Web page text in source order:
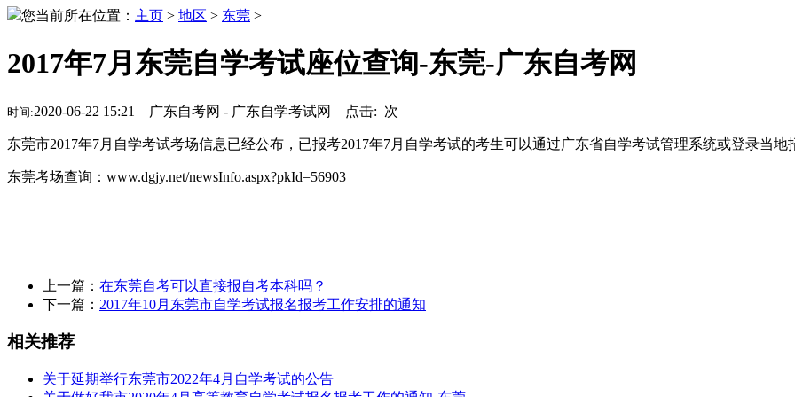
您当前所在位置： 主页 > 地区 > 东莞 >
2017年7月东莞自学考试座位查询-东莞-广东自考网
时间:2020-06-22 15:21 广东自考网 - 广东自学考试网 点击: 次
东莞市2017年7月自学考试考场信息已经公布，已报考2017年7月自学考试的考生可以通过广东省自学考试管理系统或登录当地
东莞考场查询：www.dgjy.net/newsInfo.aspx?pkId=56903
上一篇： 在东莞自考可以直接报自考本科吗？
下一篇： 2017年10月东莞市自学考试报名报考工作安排的通知
相关推荐
关于延期举行东莞市2022年4月自学考试的公告